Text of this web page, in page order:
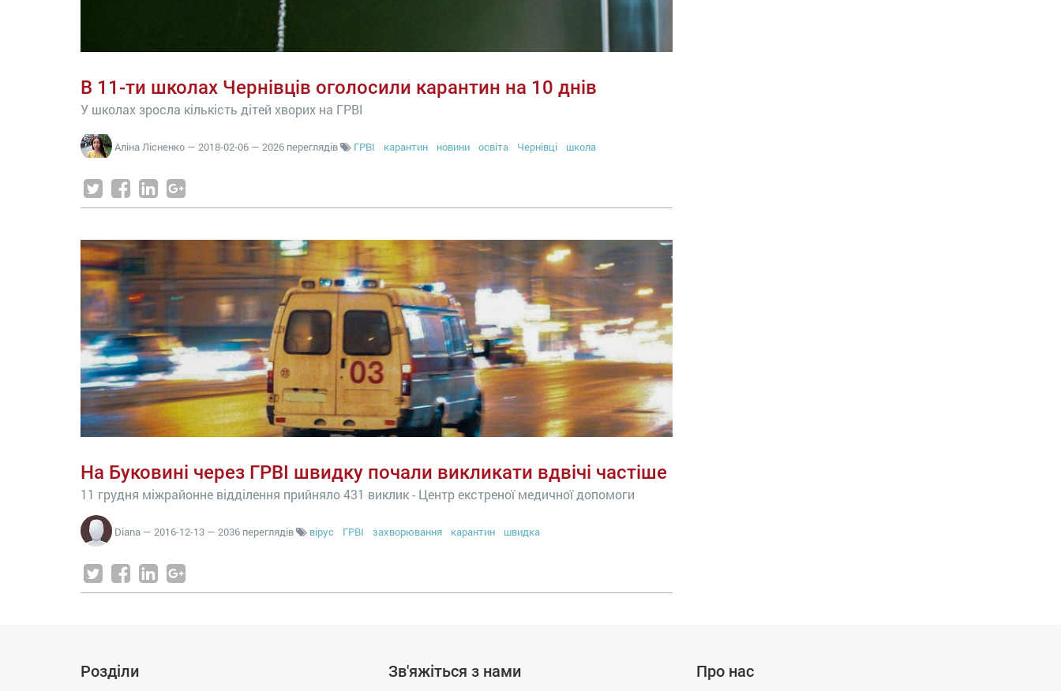
В 11-ти школах Чернівців оголосили карантин на 10 днів
У школах зросла кількість дітей хворих на ГРВІ
Аліна Лісненко — 2018-02-06 — 2026 переглядів ГРВІ карантин новини освіта Чернівці школа
На Буковині через ГРВІ швидку почали викликати вдвічі частіше
11 грудня міжрайонне відділення прийняло 431 виклик - Центр екстреної медичної допомоги
Diana — 2016-12-13 — 2036 переглядів вірус ГРВІ захворювання карантин швидка
Розділи Зв'яжіться з нами Про нас